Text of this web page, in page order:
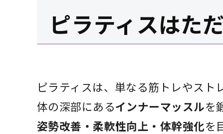
ピラティスはた
ピラティスは、単なる筋トレやスト
体の深部にあるインナーマッスルを
姿勢改善・柔軟性向上・体幹強化を